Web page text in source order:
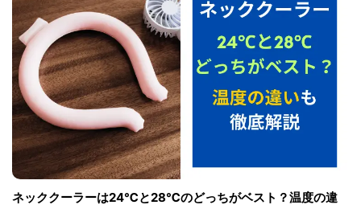
ネッククーラーは24℃と28℃のどっちがベスト？温度の違